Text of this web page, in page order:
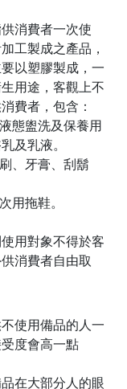
消費者一次使
工製成之產品，
以塑膠製成，一
用途，客觀上不
費者，包含：
態盥洗及保養用
及乳液。
、牙膏、刮鬍
用拖鞋。
用對象不得於客
消費者自由取
使用備品的人一
度會高一點
在大部分人的眼